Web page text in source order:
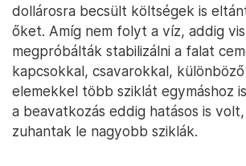
dollárosra becsült költségek is
őket. Amíg nem folyt a víz, addig
megpróbálták stabilizálni a falat
kapcsokkal, csavarokkal,
elemekkel több sziklát egymáshoz
a beavatkozás eddig hatásos is
zuhantak le nagyobb sziklák.